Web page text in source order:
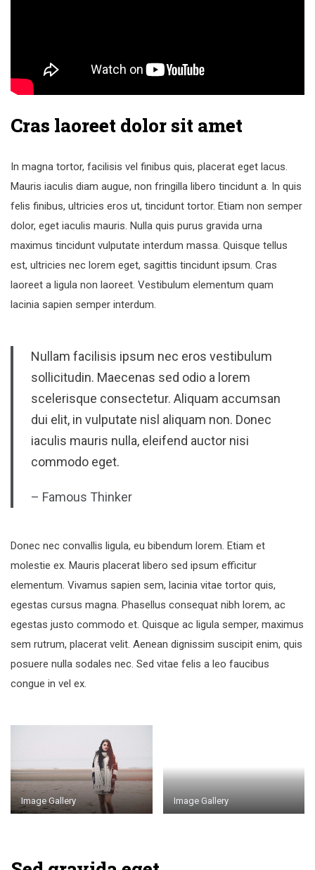
Cras laoreet dolor sit amet
In magna tortor, facilisis vel finibus quis, placerat eget lacus.
Mauris iaculis diam augue, non fringilla libero tincidunt a. In quis
felis finibus, ultricies eros ut, tincidunt tortor. Etiam non semper
dolor, eget iaculis mauris. Nulla quis purus gravida urna
maximus tincidunt vulputate interdum massa. Quisque tellus
est, ultricies nec lorem eget, sagittis tincidunt ipsum. Cras
laoreet a ligula non laoreet. Vestibulum elementum quam
lacinia sapien semper interdum.
Nullam facilisis ipsum nec eros vestibulum
sollicitudin. Maecenas sed odio a lorem
scelerisque consectetur. Aliquam accumsan
dui elit, in vulputate nisl aliquam non. Donec
iaculis mauris nulla, eleifend auctor nisi
commodo eget.
– Famous Thinker
Donec nec convallis ligula, eu bibendum lorem. Etiam et
molestie ex. Mauris placerat libero sed ipsum efficitur
elementum. Vivamus sapien sem, lacinia vitae tortor quis,
egestas cursus magna. Phasellus consequat nibh lorem, ac
egestas justo commodo et. Quisque ac ligula semper, maximus
sem rutrum, placerat velit. Aenean dignissim suscipit enim, quis
posuere nulla sodales nec. Sed vitae felis a leo faucibus
congue in vel ex.
Image Gallery Image Gallery